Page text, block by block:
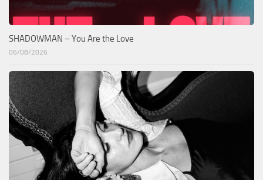
SHADOWMAN – You Are the Love
06/08/2026